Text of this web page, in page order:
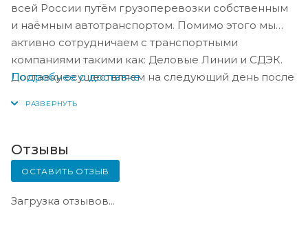
всей России путём грузоперевозки собственным
и наёмным автотранспортом. Помимо этого мы
активно сотрудничаем с транспортными
компаниями такими как: Деловые Линии и СДЭК.
Доставку осуществляем на следующий день после
Подробнее о доставке
Отзывы
ОСТАВИТЬ ОТЗЫВ
Загрузка отзывов...